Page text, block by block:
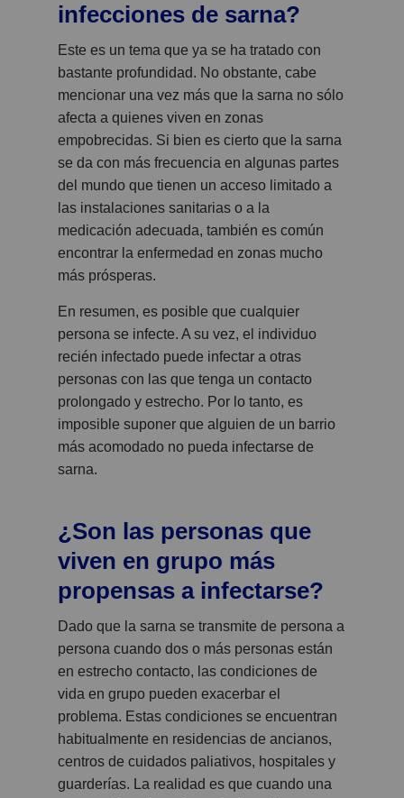
infecciones de sarna?
Este es un tema que ya se ha tratado con
bastante profundidad. No obstante, cabe
mencionar una vez más que la sarna no sólo
afecta a quienes viven en zonas
empobrecidas. Si bien es cierto que la sarna
se da con más frecuencia en algunas partes
del mundo que tienen un acceso limitado a
las instalaciones sanitarias o a la
medicación adecuada, también es común
encontrar la enfermedad en zonas mucho
más prósperas.
En resumen, es posible que cualquier
persona se infecte. A su vez, el individuo
recién infectado puede infectar a otras
personas con las que tenga un contacto
prolongado y estrecho. Por lo tanto, es
imposible suponer que alguien de un barrio
más acomodado no pueda infectarse de
sarna.
¿Son las personas que
viven en grupo más
propensas a infectarse?
Dado que la sarna se transmite de persona a
persona cuando dos o más personas están
en estrecho contacto, las condiciones de
vida en grupo pueden exacerbar el
problema. Estas condiciones se encuentran
habitualmente en residencias de ancianos,
centros de cuidados paliativos, hospitales y
guarderías. La realidad es que cuando una